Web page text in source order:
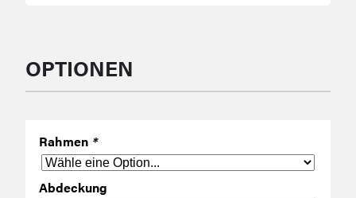
OPTIONEN
Rahmen *
Abdeckung